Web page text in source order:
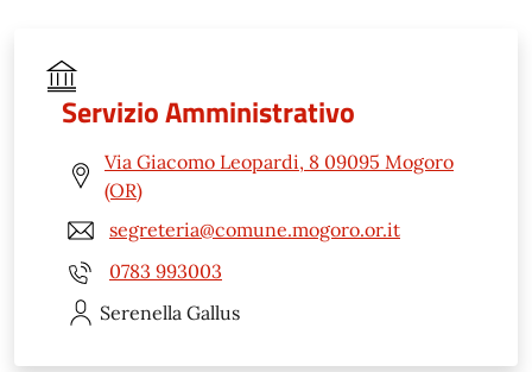
Servizio Amministrativo
Via Giacomo Leopardi, 8 09095 Mogoro
(OR)
segreteria@comune.mogoro.or.it
0783 993003
Serenella Gallus